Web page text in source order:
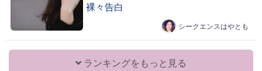
裸々告白
シークエンスはやとも
ランキングをもっと見る